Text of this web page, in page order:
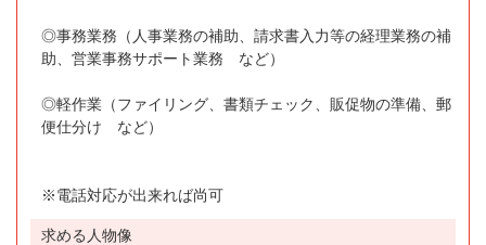
◎事務業務（人事業務の補助、請求書入力等の経理業務の補
助、営業事務サポート業務 など）
◎軽作業（ファイリング、書類チェック、販促物の準備、郵
便仕分け など）
※電話対応が出来れば尚可
求める人物像